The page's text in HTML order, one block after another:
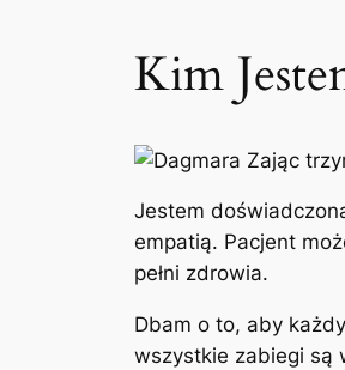
Kim
Jestem
empatią. Pacjent
pełni zdrowia.
Dbam o to, aby
wszystkie zabiegi są